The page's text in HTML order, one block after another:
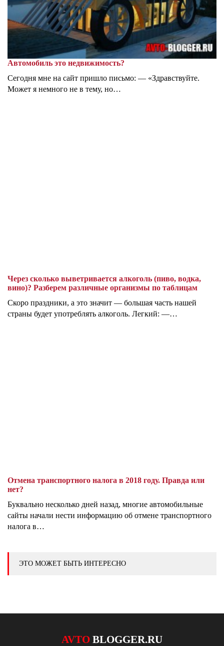
Автомобиль это недвижимость?
Сегодня мне на сайт пришло письмо: — «Здравствуйте.
Может я немного не в тему, но…
Через сколько выветривается алкоголь (пиво, водка,
вино)? Разберем различные организмы по таблицам
Скоро праздники, а это значит — большая часть нашей
страны будет употреблять алкоголь. Легкий: —…
Отмена транспортного налога в 2018 году. Правда или
нет?
Буквально несколько дней назад, многие автомобильные
сайты начали нести информацию об отмене транспортного
налога в…
ЭТО МОЖЕТ БЫТЬ ИНТЕРЕСНО
AVTO BLOGGER.RU